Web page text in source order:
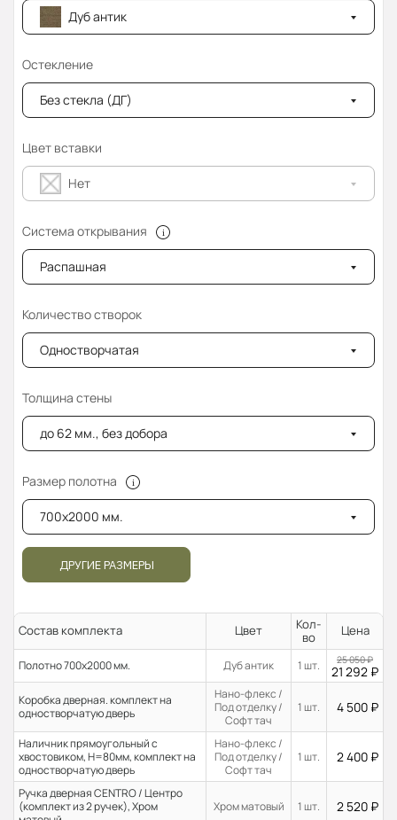
Дуб антик
Остекление
Без стекла (ДГ)
Цвет вставки
Нет
Система открывания
Распашная
Количество створок
Одностворчатая
Толщина стены
до 62 мм., без добора
Размер полотна
700x2000 мм.
ДРУГИЕ РАЗМЕРЫ
Состав комплекта Цвет
Кол-
во
Цена
Полотно 700x2000 мм. Дуб антик 1 шт. 25 050₽
21 292 ₽
Коробка дверная. комплект на
одностворчатую дверь
Нано-флекс /
Под отделку /
Софт тач
1 шт. 4 500 ₽
Наличник прямоугольный с
хвостовиком, H=80мм, комплект на
одностворчатую дверь
Нано-флекс /
Под отделку /
Софт тач
1 шт. 2 400 ₽
Ручка дверная CENTRO / Центро
(комплект из 2 ручек), Хром
Хром матовый 1 шт. 2 520 ₽